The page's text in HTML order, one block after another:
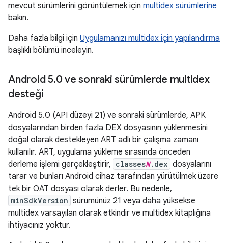
mevcut sürümlerini görüntülemek için multidex sürümlerine
bakın.
Daha fazla bilgi için Uygulamanızı multidex için yapılandırma
başlıklı bölümü inceleyin.
Android 5.0 ve sonraki sürümlerde multidex
desteği
Android 5.0 (API düzeyi 21) ve sonraki sürümlerde, APK
dosyalarından birden fazla DEX dosyasının yüklenmesini
doğal olarak destekleyen ART adlı bir çalışma zamanı
kullanılır. ART, uygulama yükleme sırasında önceden
derleme işlemi gerçekleştirir, classesN.dex dosyalarını
tarar ve bunları Android cihaz tarafından yürütülmek üzere
tek bir OAT dosyası olarak derler. Bu nedenle,
minSdkVersion sürümünüz 21 veya daha yüksekse
multidex varsayılan olarak etkindir ve multidex kitaplığına
ihtiyacınız yoktur.